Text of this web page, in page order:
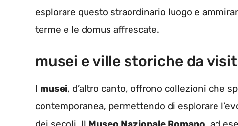
esplorare questo straordinario luogo e
terme e le domus affrescate.
musei e ville storiche da
I musei, d’altro canto, offrono collezioni che
contemporanea, permettendo di esplorare